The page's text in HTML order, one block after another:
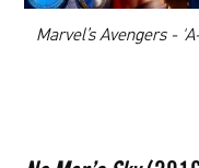
00:00
Marvel’s Avengers -